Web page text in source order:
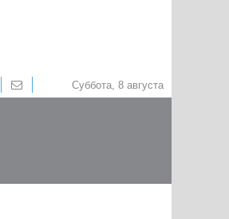
Суббота, 8 августа